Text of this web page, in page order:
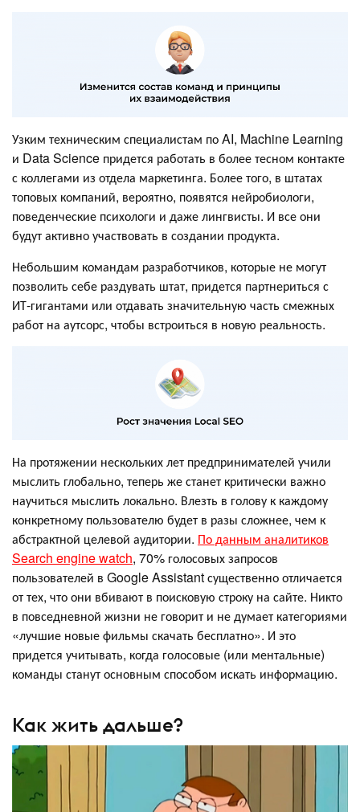
Узким техническим специалистам по AI, Machine Learning
и Data Science придется работать в более тесном контакте
с коллегами из отдела маркетинга. Более того, в штатах
топовых компаний, вероятно, появятся нейробиологи,
поведенческие психологи и даже лингвисты. И все они
будут активно участвовать в создании продукта.
Небольшим командам разработчиков, которые не могут
позволить себе раздувать штат, придется партнериться с
ИТ-гигантами или отдавать значительную часть смежных
работ на аутсорс, чтобы встроиться в новую реальность.
На протяжении нескольких лет предпринимателей учили
мыслить глобально, теперь же станет критически важно
научиться мыслить локально. Влезть в голову к каждому
конкретному пользователю будет в разы сложнее, чем к
абстрактной целевой аудитории. По данным аналитиков
Search engine watch, 70% голосовых запросов
пользователей в Google Assistant существенно отличается
от тех, что они вбивают в поисковую строку на сайте. Никто
в повседневной жизни не говорит и не думает категориями
«лучшие новые фильмы скачать бесплатно». И это
придется учитывать, когда голосовые (или ментальные)
команды станут основным способом искать информацию.
Как жить дальше?